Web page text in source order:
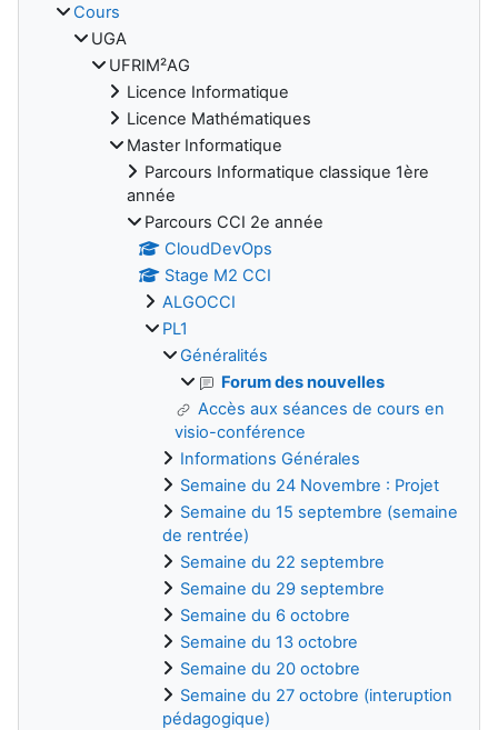
Cours
UGA
UFRIM²AG
Licence Informatique
Licence Mathématiques
Master Informatique
Parcours Informatique classique 1ère
année
Parcours CCI 2e année
CloudDevOps
Stage M2 CCI
ALGOCCI
PL1
Généralités
Forum des nouvelles
Accès aux séances de cours en
visio-conférence
Informations Générales
Semaine du 24 Novembre : Projet
Semaine du 15 septembre (semaine
de rentrée)
Semaine du 22 septembre
Semaine du 29 septembre
Semaine du 6 octobre
Semaine du 13 octobre
Semaine du 20 octobre
Semaine du 27 octobre (interuption
pédagogique)